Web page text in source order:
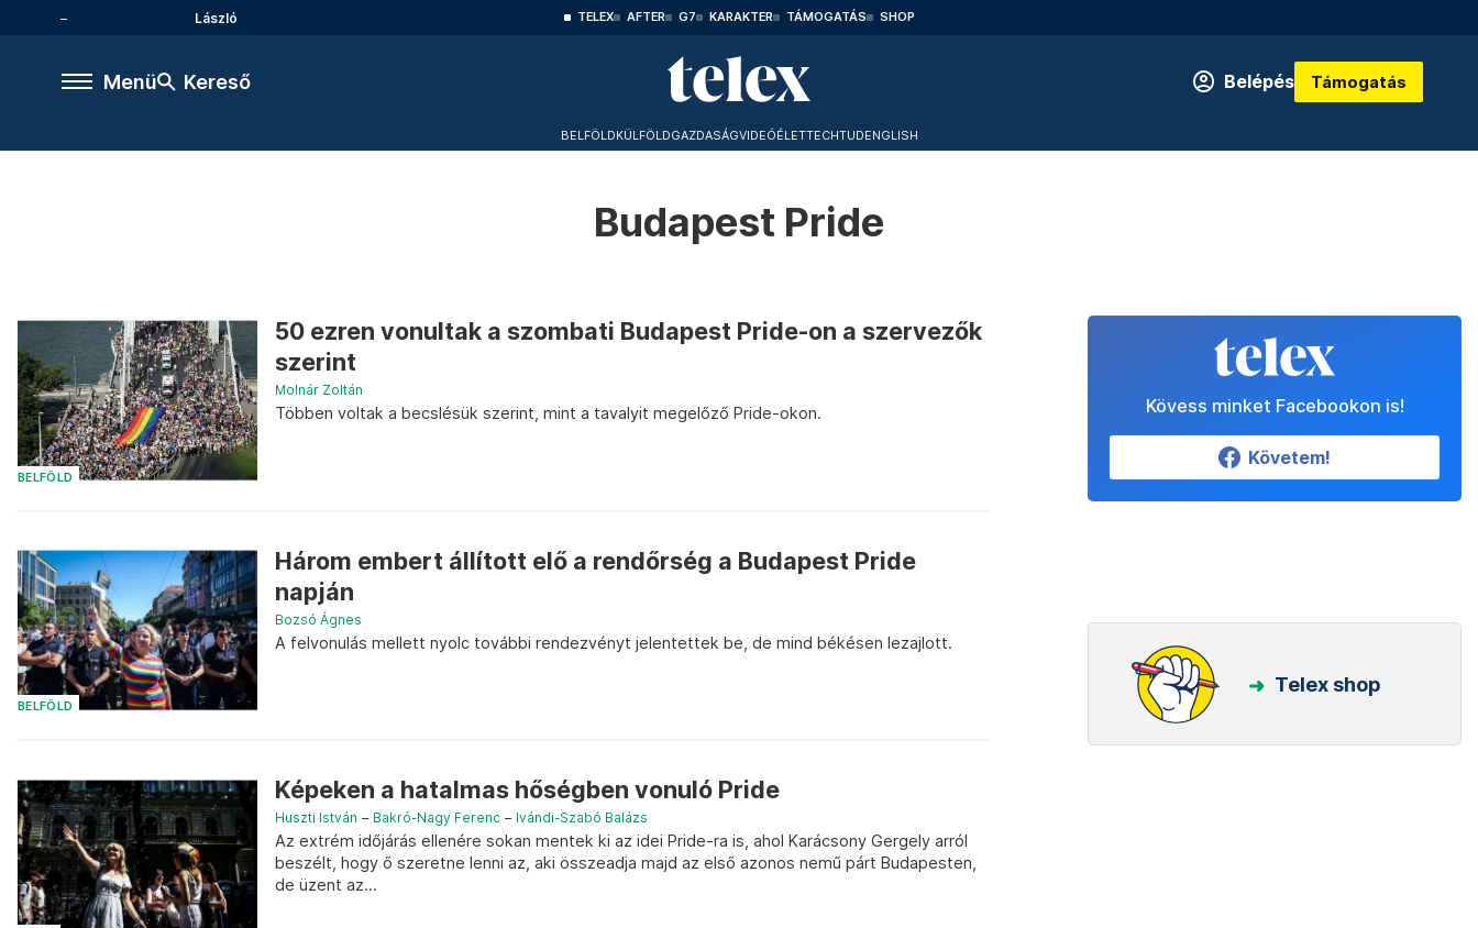
László TELEX AFTER G7 KARAKTER TÁMOGATÁS SHOP
Menü Kereső Belépés Támogatás
BELFÖLDKÜLFÖLDGAZDASÁGVIDEÓÉLETTECHTUDENGLISH
Budapest Pride
BELFÖLD
50 ezren vonultak a szombati Budapest Pride-on a szervezők
szerint
Molnár Zoltán
Többen voltak a becslésük szerint, mint a tavalyit megelőző Pride-okon.
BELFÖLD
Három embert állított elő a rendőrség a Budapest Pride
napján
Bozsó Ágnes
A felvonulás mellett nyolc további rendezvényt jelentettek be, de mind békésen lezajlott.
Képeken a hatalmas hőségben vonuló Pride
Huszti István – Bakró-Nagy Ferenc – Ivándi-Szabó Balázs
Az extrém időjárás ellenére sokan mentek ki az idei Pride-ra is, ahol Karácsony Gergely arról
beszélt, hogy ő szeretne lenni az, aki összeadja majd az első azonos nemű párt Budapesten,
de üzent az...
Kövess minket Facebookon is!
Követem!
Telex shop